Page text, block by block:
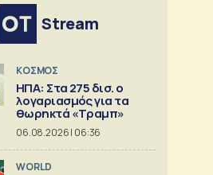
Stream
ΚΟΣΜΟΣ
ΗΠΑ: Στα 275 δισ. ο
λογαριασμός για τα
θωρηκτά «Τραμπ»
06.08.2026 | 06:36
WORLD